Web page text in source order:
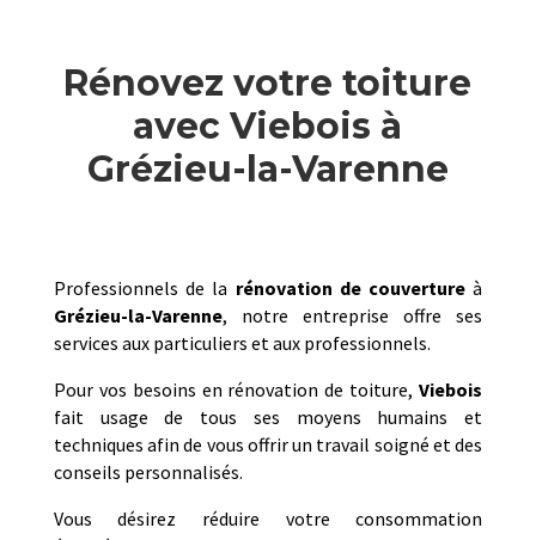
Rénovez votre toiture
avec Viebois à
Grézieu-la-Varenne
Professionnels de la rénovation de couvertureà
Grézieu-la-Varenne, notre entreprise offre ses
services aux particuliers et aux professionnels.
Pour vos besoins en rénovation de toiture,Viebois
fait usage de tous ses moyens humains et
techniques afin de vous offrir un travail soigné et des
conseils personnalisés.
Vous désirez réduire votre consommation